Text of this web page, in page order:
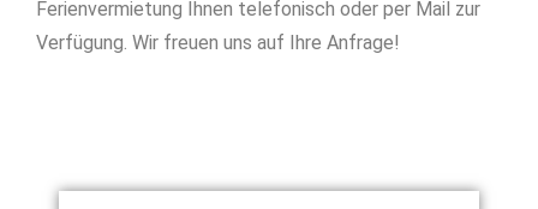
Ferienvermietung Ihnen telefonisch oder per Mail zur
Verfügung. Wir freuen uns auf Ihre Anfrage!